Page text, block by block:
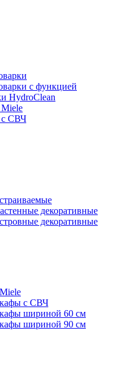
с функцией
HydroClean
с СВЧ
декоративные
декоративные
с СВЧ
шириной 60 см
шириной 90 см